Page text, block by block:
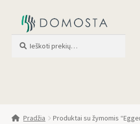
Pradžia Produktai su žymomis